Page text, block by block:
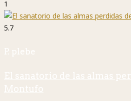
1
5.7
P. plebe
El sanatorio de las almas
Montufo